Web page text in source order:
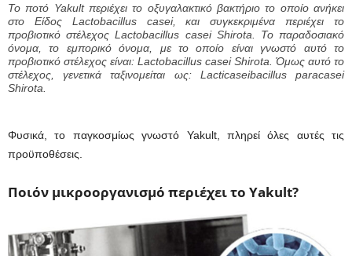
Το ποτό Yakult περιέχει το οξυγαλακτικό βακτήριο το οποίο ανήκει
στο Είδος Lactobacillus casei, και συγκεκριμένα περιέχει το
προβιοτικό στέλεχος Lactobacillus casei Shirota. Το παραδοσιακό
όνομα, το εμπορικό όνομα, με το οποίο είναι γνωστό αυτό το
προβιοτικό στέλεχος είναι: Lactobacillus casei Shirota. Όμως αυτό το
στέλεχος, γενετικά ταξινομείται ως: Lacticaseibacillus paracasei
Shirota.
Φυσικά, το παγκοσμίως γνωστό Yakult, πληρεί όλες αυτές τις
προϋποθέσεις.
Ποιόν μικροοργανισμό περιέχει το Yakult?